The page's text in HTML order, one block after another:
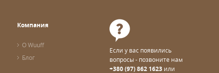
Компания
О Wuuff
Блог
Если у вас появились
вопросы - позвоните нам
+380 (97) 862 1623 или